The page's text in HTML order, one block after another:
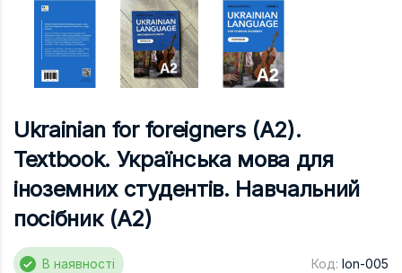
Соціологія
Управління
Філологія
Ukrainian for foreigners (A2).
Textbook. Українська мова для
іноземних студентів. Навчальний
посібник (A2)
В наявності Код: lon-005